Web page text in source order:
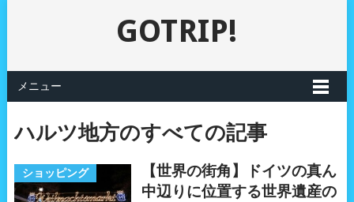
GOTRIP!
メニュー
ハルツ地方のすべての記事
ショッピング
【世界の街角】ドイツの真ん
中辺りに位置する世界遺産の